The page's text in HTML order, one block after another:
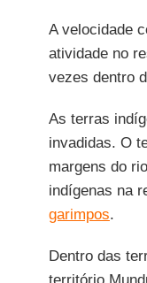
A velocidade
atividade no
vezes dentro
As terras
invadidas. O
margens do
indígenas na
garimpos.
Dentro das